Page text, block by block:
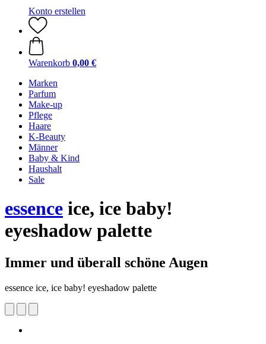
Konto erstellen
Warenkorb 0,00 €
Marken
Parfum
Make-up
Pflege
Haare
K-Beauty
Männer
Baby & Kind
Haushalt
Sale
essence ice, ice baby!
eyeshadow palette
Immer und überall schöne Augen
essence ice, ice baby! eyeshadow palette